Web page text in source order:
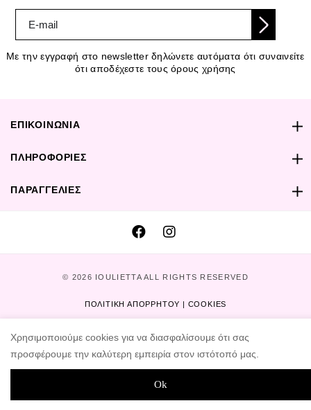
Με την εγγραφή στο newsletter δηλώνετε αυτόματα ότι συναινείτε
ότι αποδέχεστε τους όρους χρήσης
ΕΠΙΚΟΙΝΩΝΙΑ
ΠΛΗΡΟΦΟΡΙΕΣ
ΠΑΡΑΓΓΕΛΙΕΣ
© 2026 IOULIETTA ALL RIGHTS RESERVED
ΠΟΛΙΤΙΚΗ ΑΠΟΡΡΗΤΟΥ | COOKIES
Χρησιμοποιούμε cookies για να διασφαλίσουμε ότι σας
προσφέρουμε την καλύτερη εμπειρία στον ιστότοπό μας.
Ok